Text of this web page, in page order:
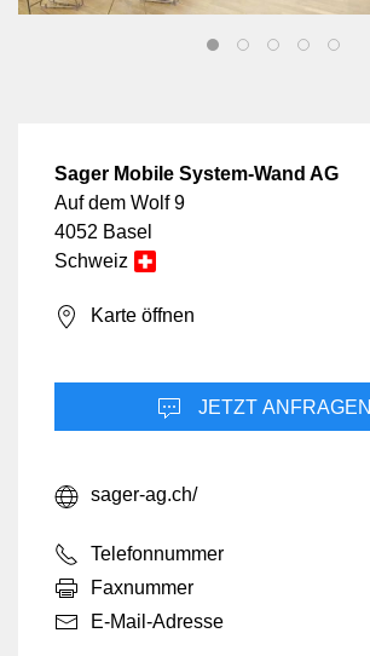
Sager Mobile System-Wand AG
Auf dem Wolf 9
4052 Basel
Schweiz
Karte öffnen
JETZT ANFRAGEN
sager-ag.ch/
Telefonnummer
Faxnummer
E-Mail-Adresse